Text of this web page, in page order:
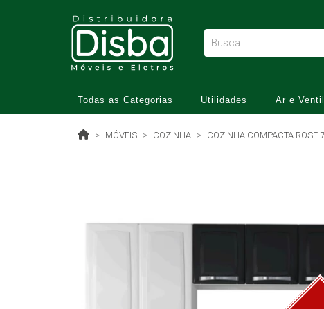
Todas as Categorias Utilidades Ar e
MÓVEIS COZINHA COZINHA COMPACTA ROSE